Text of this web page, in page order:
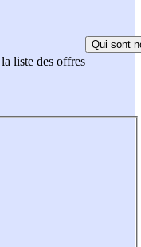
liste des offres
Qui sont